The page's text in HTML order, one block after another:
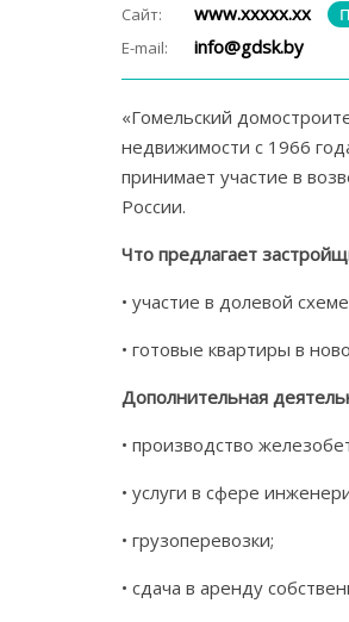
Сайт: www.ххххх.хх
E-mail:
info@gdsk.by
«Гомельский
недвижимости с 1966
принимает участие в
России.
Что предлагает
• участие в долевой
• готовые квартиры в
Дополнительная
• производство
• услуги в сфере
• грузоперевозки;
• сдача в аренду